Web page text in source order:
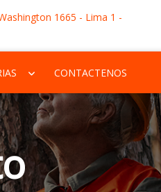
1665 - Lima 1 -
CONTACTENOS